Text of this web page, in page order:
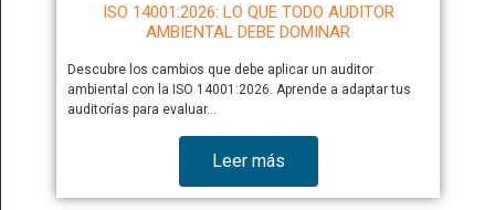
ISO 14001:2026: LO QUE TODO AUDITOR
AMBIENTAL DEBE DOMINAR
Descubre los cambios que debe aplicar un auditor
ambiental con la ISO 14001:2026. Aprende a adaptar tus
auditorías para evaluar…
Leer más